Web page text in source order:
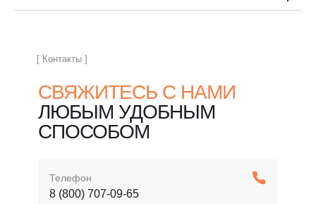
Телефон
8 (800) 707-09-65
СВЯЖИТЕСЬ С НАМИ
ЛЮБЫМ УДОБНЫМ
СПОСОБОМ
[ Контакты ]